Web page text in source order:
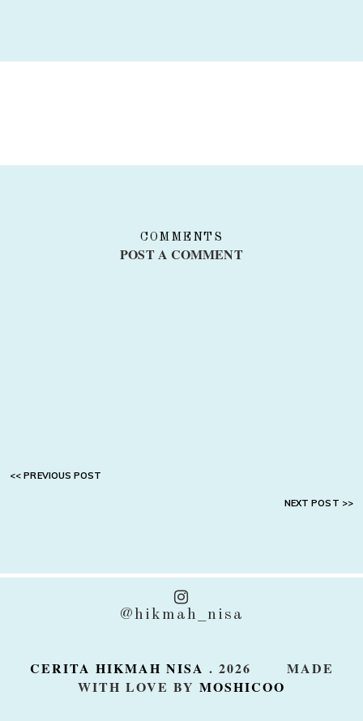
COMMENTS
POST A COMMENT
@hikmah_nisa
CERITA HIKMAH NISA . 2026
MADE
WITH LOVE BY MOSHICOO